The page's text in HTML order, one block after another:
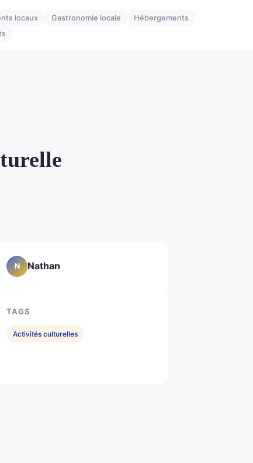
locaux Gastronomie locale
Hébergements
N Nathan
TAGS
Activités culturelles